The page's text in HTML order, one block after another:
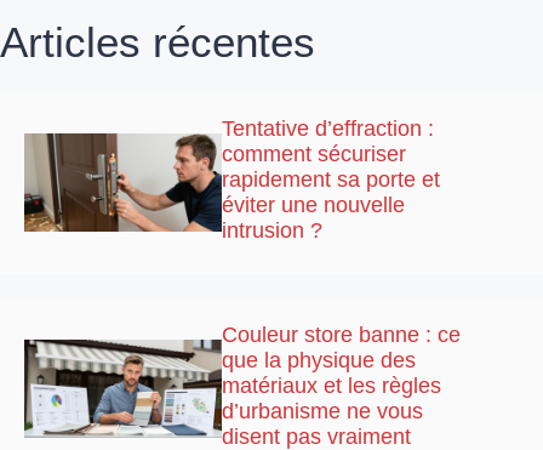
Articles récentes
Tentative d’effraction :
comment sécuriser
rapidement sa porte et
éviter une nouvelle
intrusion ?
Couleur store banne : ce
que la physique des
matériaux et les règles
d’urbanisme ne vous
disent pas vraiment